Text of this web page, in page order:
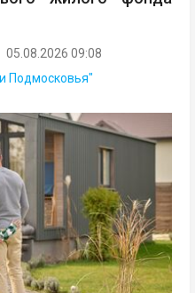
05.08.2026 09:08
Подмосковья"